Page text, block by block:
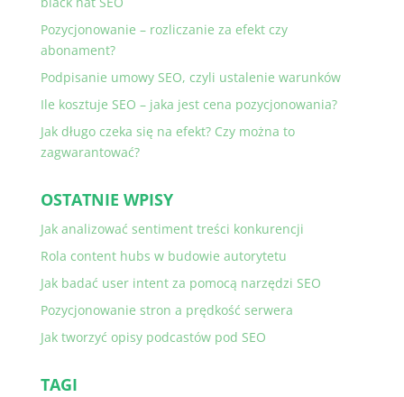
Pozycjonowanie – rozliczanie za efekt czy
abonament?
Podpisanie umowy SEO, czyli ustalenie warunków
Ile kosztuje SEO – jaka jest cena pozycjonowania?
Jak długo czeka się na efekt? Czy można to
zagwarantować?
OSTATNIE WPISY
Jak analizować sentiment treści konkurencji
Rola content hubs w budowie autorytetu
Jak badać user intent za pomocą narzędzi SEO
Pozycjonowanie stron a prędkość serwera
Jak tworzyć opisy podcastów pod SEO
TAGI